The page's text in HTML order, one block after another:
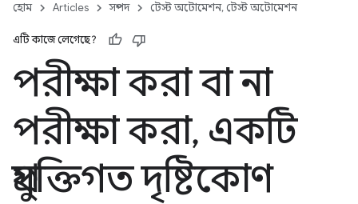
হোম Articles সম্পদ টেস্ট অটোমেশন, টেস্ট অটোমেশন
এটি কাজে লেগেছে?
পরীক্ষা করা বা না
পরীক্ষা করা, একটি
প্রযুক্তিগত দৃষ্টিকোণ